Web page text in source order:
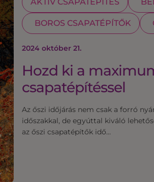
BOROS CSAPATÉPÍTŐK
2024 október 21.
Hozd ki a
csapatépítéssel
Az őszi időjárás nem csak a forró
időszakkal, de egyúttal kiváló
az őszi csapatépítők idő…